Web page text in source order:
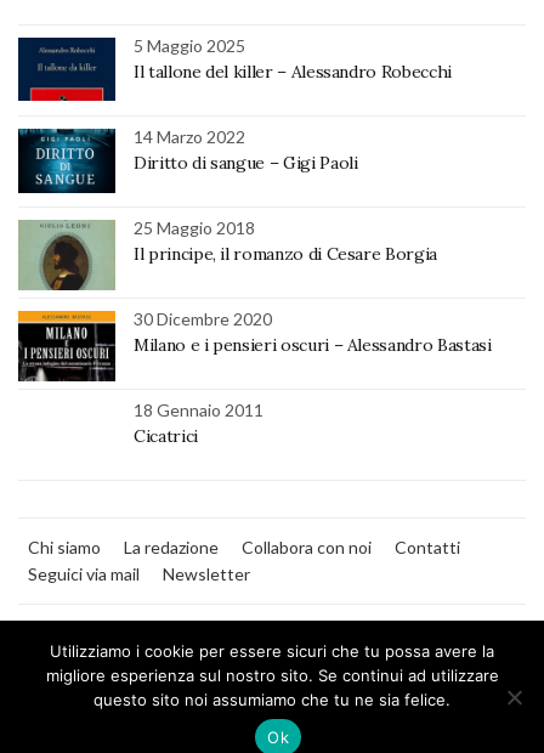
5 Maggio 2025
Il tallone del killer – Alessandro Robecchi
14 Marzo 2022
Diritto di sangue – Gigi Paoli
25 Maggio 2018
Il principe, il romanzo di Cesare Borgia
30 Dicembre 2020
Milano e i pensieri oscuri – Alessandro Bastasi
18 Gennaio 2011
Cicatrici
Chi siamo La redazione Collabora con noi
Contatti
Seguici via mail
Newsletter
MilanoNera
Utilizziamo i cookie per essere sicuri che tu possa avere la
migliore esperienza sul nostro sito. Se continui ad utilizzare
questo sito noi assumiamo che tu ne sia felice.
Ok